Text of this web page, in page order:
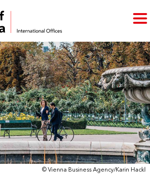
© Vienna Business Agency/Karin Hackl